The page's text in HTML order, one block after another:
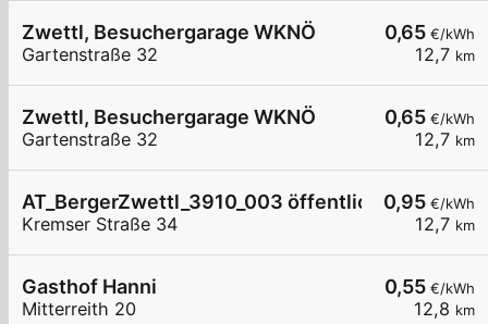
0,65 €/kWh
12,7 km
Zwettl, Besuchergarage WKNÖ
Gartenstraße 32
0,65 €/kWh
12,7 km
Zwettl, Besuchergarage WKNÖ
Gartenstraße 32
0,95 €/kWh
12,7 km
AT_BergerZwettl_3910_003 öffentlich
Kremser Straße 34
0,55 €/kWh
12,8 km
Gasthof Hanni
Mitterreith 20